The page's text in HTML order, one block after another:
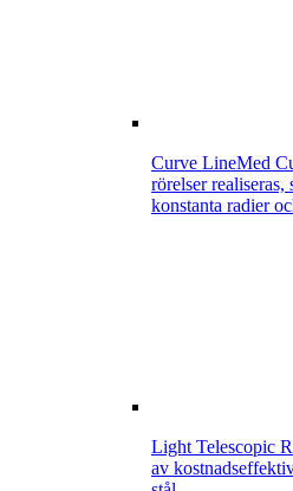
Curve LineMed
rörelser
konstanta radier
Light Telescopic
av